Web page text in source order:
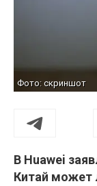
Фото: скриншот
В Huawei
Китай может